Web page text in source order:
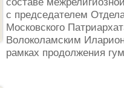
с председателем
Московского
Волоколамским
рамках продолжения